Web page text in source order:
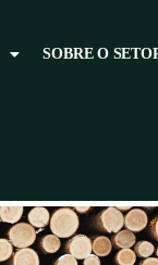
SOBRE O